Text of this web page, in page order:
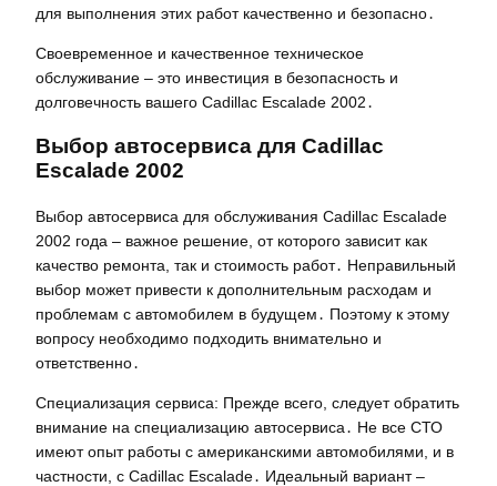
для выполнения этих работ качественно и безопасно․
Своевременное и качественное техническое
обслуживание – это инвестиция в безопасность и
долговечность вашего Cadillac Escalade 2002․
Выбор автосервиса для Cadillac
Escalade 2002
Выбор автосервиса для обслуживания Cadillac Escalade
2002 года – важное решение, от которого зависит как
качество ремонта, так и стоимость работ․ Неправильный
выбор может привести к дополнительным расходам и
проблемам с автомобилем в будущем․ Поэтому к этому
вопросу необходимо подходить внимательно и
ответственно․
Специализация сервиса: Прежде всего, следует обратить
внимание на специализацию автосервиса․ Не все СТО
имеют опыт работы с американскими автомобилями, и в
частности, с Cadillac Escalade․ Идеальный вариант –